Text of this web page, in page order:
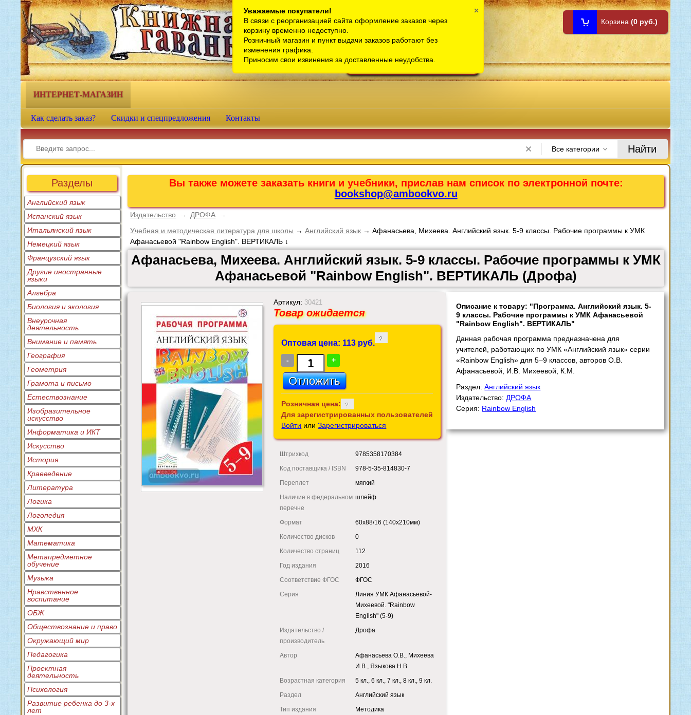
Телефон интернет-магазина:
Телефон розничного магазина:
bookshop@ambookvo.ru
Работаем ежедневно с 10:00 до 21:00
Корзина (0 руб.)
Книжная гавань - интернет-
магазин учебной литературы
ИНТЕРНЕТ-МАГАЗИН
Как сделать заказ? Скидки и спецпредложения Контакты
Все категории Найти
Разделы
Английский язык
Испанский язык
Итальянский язык
Немецкий язык
Французский язык
Другие иностранные
языки
Алгебра
Биология и экология
Внеурочная
деятельность
Внимание и память
География
Геометрия
Грамота и письмо
Естествознание
Изобразительное
искусство
Информатика и ИКТ
Искусство
История
Краеведение
Литература
Логика
Логопедия
МХК
Математика
Метапредметное
обучение
Музыка
Нравственное
воспитание
ОБЖ
Обществознание и право
Окружающий мир
Педагогика
Проектная
деятельность
Психология
Развитие ребенка до 3-х
лет
Вы также можете заказать книги и учебники, прислав нам список по электронной почте:
bookshop@ambookvo.ru
Издательство → ДРОФА
→
Учебная и методическая литература для школы →Английский язык → Афанасьева, Михеева. Английский язык. 5-9 классы. Рабочие программы к УМК
Афанасьевой "Rainbow English". ВЕРТИКАЛЬ ↓
Афанасьева, Михеева. Английский язык. 5-9 классы. Рабочие программы к УМК
Афанасьевой "Rainbow English". ВЕРТИКАЛЬ (Дрофа)
Артикул: 30421
Товар ожидается
Оптовая цена: 113 руб.
- +
Розничная цена:
Для зарегистрированных пользователей
Войти илиЗарегистрироваться
Штрихкод
9785358170384
Код поставщика / ISBN
978-5-35-814830-7
Переплет
мягкий
Наличие в федеральном
перечне
шлейф
Формат
60x88/16 (140х210мм)
Количество дисков
0
Количество страниц
112
Год издания
2016
Соответствие ФГОС
ФГОС
Серия
Линия УМК Афанасьевой-
Михеевой. "Rainbow
English" (5-9)
Издательство /
производитель
Дрофа
Автор
Афанасьева О.В., Михеева
И.В., Языкова Н.В.
Возрастная категория
5 кл., 6 кл., 7 кл., 8 кл., 9 кл.
Раздел
Английский язык
Тип издания
Методика
Описание к товару: "Программа. Английский язык. 5-
9 классы. Рабочие программы к УМК Афанасьевой
"Rainbow English". ВЕРТИКАЛЬ"
Данная рабочая программа предназначена для
учителей, работающих по УМК «Английский язык» серии
«Rainbow English» для 5–9 классов, авторов О.В.
Афанасьевой, И.В. Михеевой, К.М.
Раздел:Английский язык
Издательство: ДРОФА
Серия: Rainbow English
Уважаемые покупатели!
В связи с реорганизацией сайта оформление заказов через
корзину временно недоступно.
Розничный магазин и пункт выдачи заказов работают без
изменения графика.
Приносим свои извинения за доставленные неудобства.
×